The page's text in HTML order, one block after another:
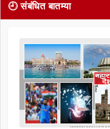
🕘 संबंधित बातम्या